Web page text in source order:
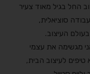
החל בגיל מאוד צעיר
סוציאלית,
העיצוב.
אני מגשימה את עצמי
לעיצוב הבית,